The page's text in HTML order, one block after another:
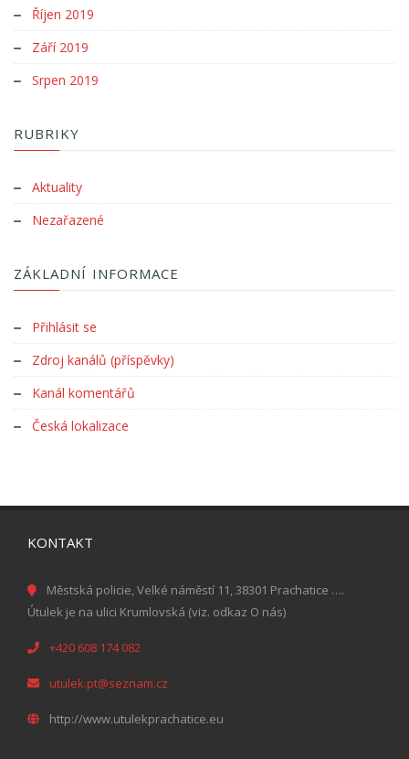
Říjen 2019
Září 2019
Srpen 2019
RUBRIKY
Aktuality
Nezařazené
ZÁKLADNÍ INFORMACE
Přihlásit se
Zdroj kanálů (příspěvky)
Kanál komentářů
Česká lokalizace
KONTAKT
Městská policie, Velké náměstí 11, 38301 Prachatice ….
Útulek je na ulici Krumlovská (viz. odkaz O nás)
+420 608 174 082
utulek.pt@seznam.cz
http://www.utulekprachatice.eu